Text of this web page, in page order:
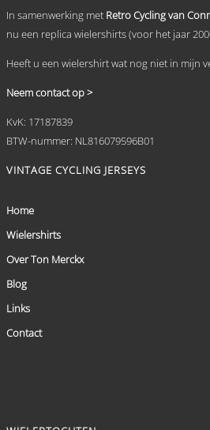
In samenwerking met Retro Cycling van
nu een replica wielershirts (voor het jaar
Heeft u een wielershirt wat nog niet in mijn
Neem contact op >
KvK: 17187839
BTW-nummer: NL816079596B01
VINTAGE CYCLING JERSEYS
Home
Wielershirts
Over Ton Merckx
Blog
Links
Contact